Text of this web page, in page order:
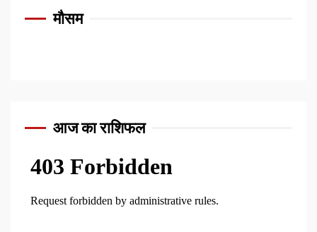
मौसम
आज का राशिफल